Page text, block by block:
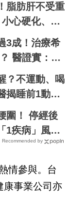
脂肪肝不受重
心硬化、變
3成！治療希
醫證實：有
？不運動、喝
揭睡前1動作
圍！ 停經後
1疾病」風險
Recommended by
情參與。台
康事業公司亦